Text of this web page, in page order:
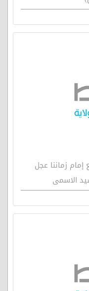
مع إمام زماننا عجل
الاسمى